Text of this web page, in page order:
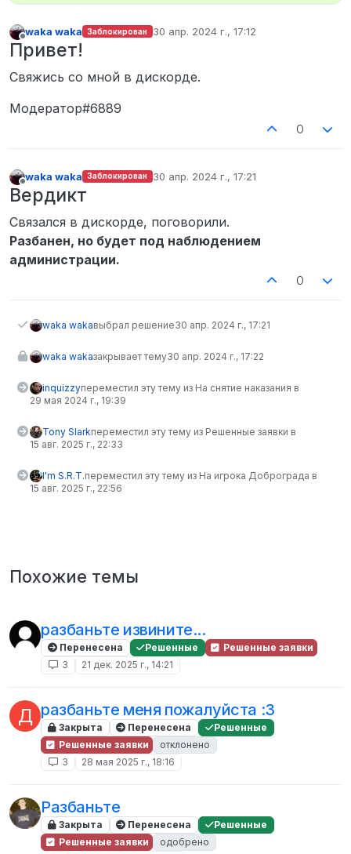
waka waka Заблокирован 30 апр. 2024 г., 17:12
отредактировано
Привет!
Свяжись со мной в дискорде.
Модератор#6889
0
Не в сети
waka waka Заблокирован 30 апр. 2024 г., 17:21
отредактировано
Вердикт
Связался в дискорде, поговорили.
Разбанен, но будет под наблюдением
администрации.
0
waka wakaвыбрал решение30 апр. 2024 г., 17:21
waka wakaзакрывает тему30 апр. 2024 г., 17:22
inquizzyпереместил эту тему из На снятие наказания в
29 мая 2024 г., 19:39
Tony Slarkпереместил эту тему из Решенные заявки в
15 авг. 2025 г., 22:33
I'm S.R.T.переместил эту тему из На игрока Доброграда в
15 авг. 2025 г., 22:56
Похожие темы
разбаньте извините...
Перенесена Решенные
Решенные заявки
3
21 дек. 2025 г., 14:21
Д разбаньте меня пожалуйста :3
Закрыта Перенесена
Решенные
Решенные заявки
отклонено
3
28 мая 2025 г., 18:16
Разбаньте
Закрыта Перенесена
Решенные
Решенные заявки
одобрено